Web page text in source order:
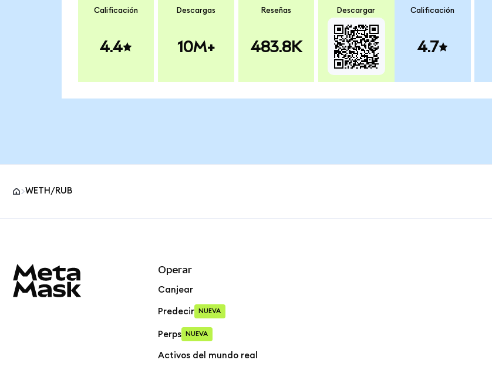
Calificación
4.4
Descargas
10M+
Reseñas
483.8K
Descargar Calificación
4.7
WETH/RUB
Operar
Canjear
Predecir NUEVA
Perps NUEVA
Activos del mundo real